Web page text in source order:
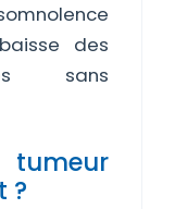
des
sans
?